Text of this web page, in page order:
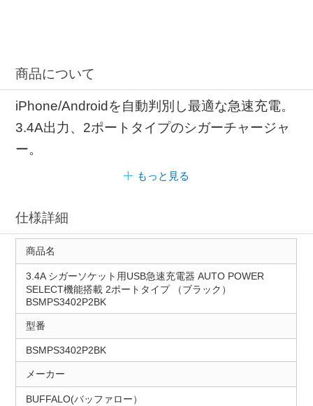
商品について
iPhone/Androidを自動判別し最適な急速充電。
3.4A出力、2ポートタイプのシガーチャージャ
ー。
もっと見る
仕様詳細
商品名
3.4A シガーソケット用USB急速充電器 AUTO POWER
SELECT機能搭載 2ポートタイプ （ブラック）
BSMPS3402P2BK
型番
BSMPS3402P2BK
メーカー
BUFFALO(バッファロー）